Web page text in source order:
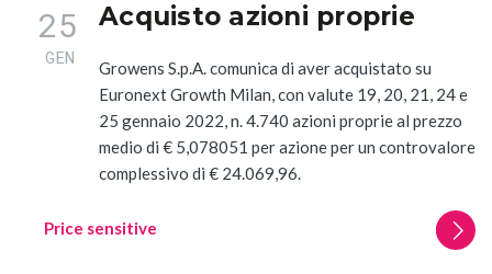
Price sensitive
25
GEN
Acquisto azioni proprie
Growens S.p.A. comunica di aver acquistato su
Euronext Growth Milan, con valute 19, 20, 21, 24 e
25 gennaio 2022, n. 4.740 azioni proprie al prezzo
medio di € 5,078051 per azione per un controvalore
complessivo di € 24.069,96.